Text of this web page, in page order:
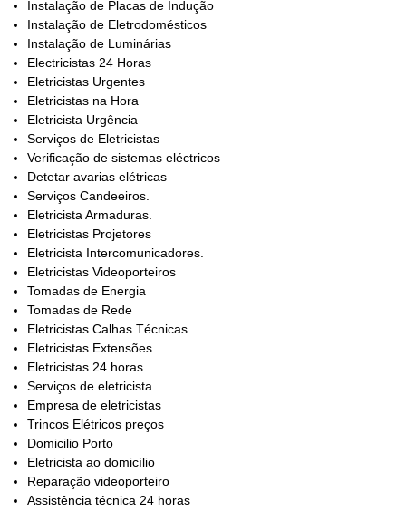
Instalação de Placas de Indução
Instalação de Eletrodomésticos
Instalação de Luminárias
Electricistas 24 Horas
Eletricistas Urgentes
Eletricistas na Hora
Eletricista Urgência
Serviços de Eletricistas
Verificação de sistemas eléctricos
Detetar avarias elétricas
Serviços Candeeiros.
Eletricista Armaduras.
Eletricistas Projetores
Eletricista Intercomunicadores.
Eletricistas Videoporteiros
Tomadas de Energia
Tomadas de Rede
Eletricistas Calhas Técnicas
Eletricistas Extensões
Eletricistas 24 horas
Serviços de eletricista
Empresa de eletricistas
Trincos Elétricos preços
Domicilio Porto
Eletricista ao domicílio
Reparação videoporteiro
Assistência técnica 24 horas